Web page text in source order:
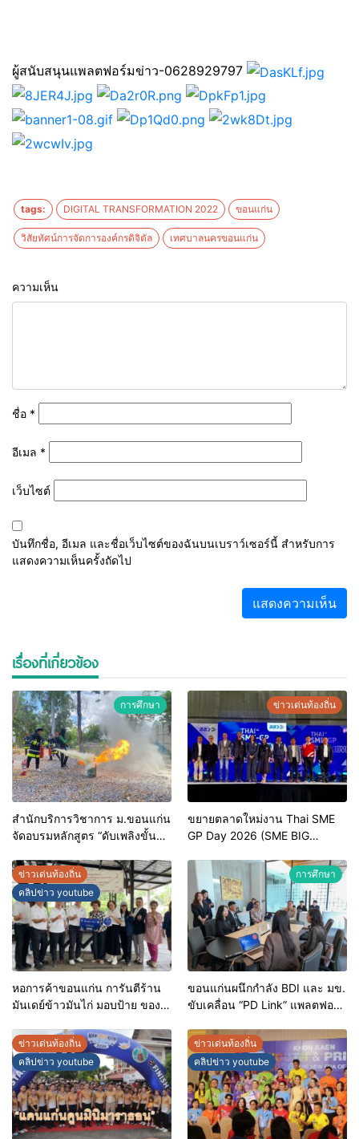
ผู้สนับสนุนแพลตฟอร์มข่าว-0628929797
tags: DIGITAL TRANSFORMATION 2022 ขอนแก่น
วิสัยทัศน์การจัดการองค์กรดิจิตัล เทศบาลนครขอนแก่น
ความเห็น
ชื่อ *
อีเมล *
เว็บไซต์
บันทึกชื่อ, อีเมล และชื่อเว็บไซต์ของฉันบนเบราว์เซอร์นี้ สำหรับการ
แสดงความเห็นครั้งถัดไป
เรื่องที่เกี่ยวข้อง
การศึกษา
สำนักบริการวิชาการ ม.ขอนแก่น
จัดอบรมหลักสูตร “ดับเพลิงขั้น
ท้องถิ่นรับมืออัคคีภัยตาม
มาตรฐานสากล
ข่าวเด่นท้องถิ่น
ขยายตลาดใหม่งาน Thai SME
GP Day 2026 (SME BIG
ข่าวเด่นท้องถิ่น
คลิปข่าว youtube
หอการค้าขอนแก่น การันตีร้าน
มันเดย์ข้าวมันไก่ มอบป้าย ของดี
ประกอบการคุณภาพ ยกระดับ
มาตรฐาน สร้างความเชื่อมั่นให้ผู้
บริโภค
การศึกษา
ขอนแก่นผนึกกำลัง BDI และ มข.
ขับเคลื่อน “PD Link” แพลตฟอร์ม
บริหารงานบนฐานข้อมูลที่
แม่นยำและยั่งยืน
ข่าวเด่นท้องถิ่น
คลิปข่าว youtube
ข่าวเด่นท้องถิ่น
คลิปข่าว youtube